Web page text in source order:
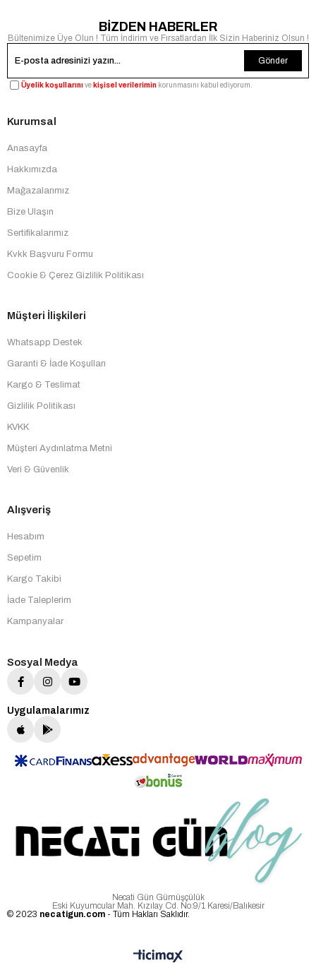
BİZDEN HABERLER
Bültenimize Üye Olun ! Tüm İndirim ve Fırsatlardan İlk Sizin Haberiniz Olsun !
Gönder
Üyelik koşullarınıve kişisel verilerimin korunmasını kabul ediyorum.
Kurumsal
Anasayfa
Hakkımızda
Mağazalarımız
Bize Ulaşın
Sertifikalarımız
Kvkk Başvuru Formu
Cookie & Çerez Gizlilik Politikası
Müşteri İlişkileri
Whatsapp Destek
Garanti & İade Koşulları
Kargo & Teslimat
Gizlilik Politikası
KVKK
Müşteri Aydınlatma Metni
Veri & Güvenlik
Alışveriş
Hesabım
Sepetim
Kargo Takibi
İade Taleplerim
Kampanyalar
Sosyal Medya
Uygulamalarımız
Necati Gün Gümüşçülük
Eski Kuyumcular Mah. Kızılay Cd. No:9/1 Karesi/Balıkesir
© 2023 necatigun.com - Tüm Hakları Saklıdır.